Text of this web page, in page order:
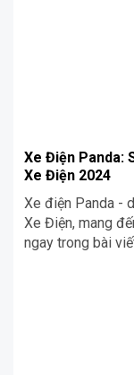
Xe Điện Panda:
Xe Điện 2024
Xe điện Panda -
Xe Điện, mang
ngay trong bài